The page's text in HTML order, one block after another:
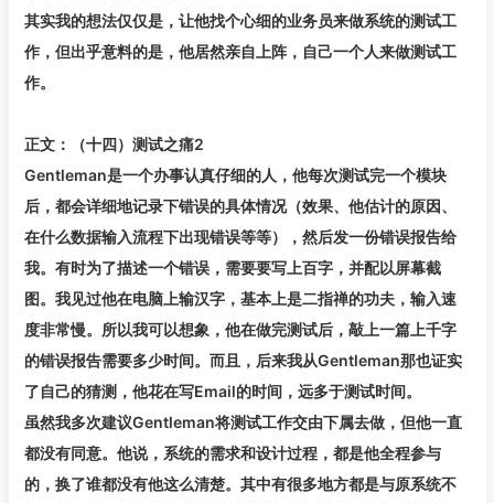
其实我的想法仅仅是，让他找个心细的业务员来做系统的测试工
作，但出乎意料的是，他居然亲自上阵，自己一个人来做测试工
作。
正文：（十四）测试之痛2
Gentleman是一个办事认真仔细的人，他每次测试完一个模块
后，都会详细地记录下错误的具体情况（效果、他估计的原因、
在什么数据输入流程下出现错误等等），然后发一份错误报告给
我。有时为了描述一个错误，需要要写上百字，并配以屏幕截
图。我见过他在电脑上输汉字，基本上是二指禅的功夫，输入速
度非常慢。所以我可以想象，他在做完测试后，敲上一篇上千字
的错误报告需要多少时间。而且，后来我从Gentleman那也证实
了自己的猜测，他花在写Email的时间，远多于测试时间。
虽然我多次建议Gentleman将测试工作交由下属去做，但他一直
都没有同意。他说，系统的需求和设计过程，都是他全程参与
的，换了谁都没有他这么清楚。其中有很多地方都是与原系统不